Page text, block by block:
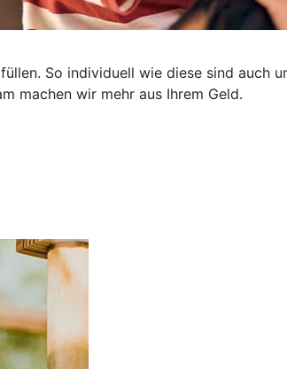
So individuell wie diese sind auch
machen wir mehr aus Ihrem Geld.